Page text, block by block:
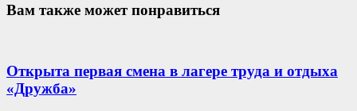
Вам также может понравиться
Открыта первая смена в лагере труда и отдыха
«Дружба»